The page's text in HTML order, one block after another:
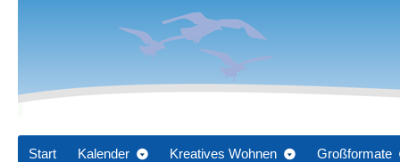
Start Kalender Kreatives Wohnen Großformate